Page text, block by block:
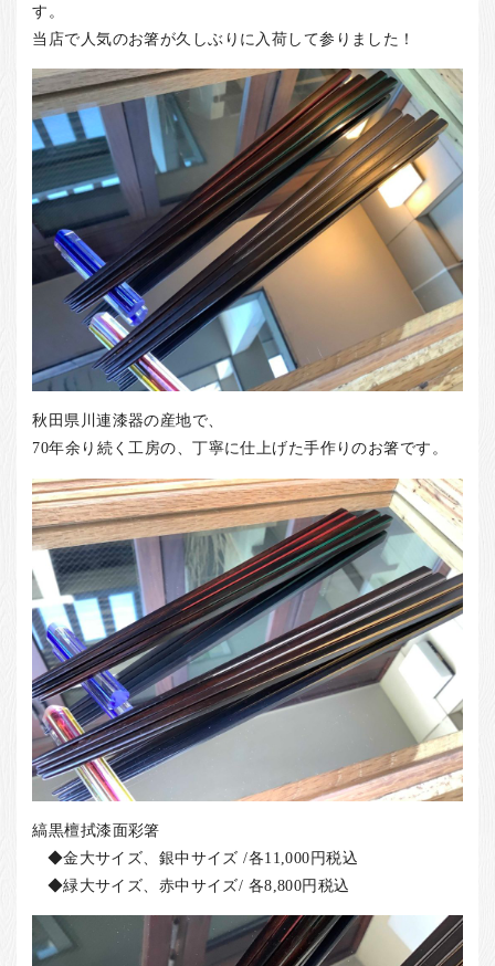
法人・飲食店のお客様
店舗紹介
お問い合わせ
お知らせ
箸ブログ
English
す。
当店で人気のお箸が久しぶりに入荷して参りました！
秋田県川連漆器の産地で、
70年余り続く工房の、丁寧に仕上げた手作りのお箸です。
縞黒檀拭漆面彩箸
◆金大サイズ、銀中サイズ /各11,000円税込
◆緑大サイズ、赤中サイズ/ 各8,800円税込